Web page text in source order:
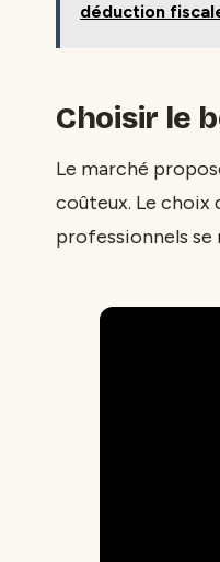
déduction
Choisir le
Le marché
coûteux. Le choix
professionnels